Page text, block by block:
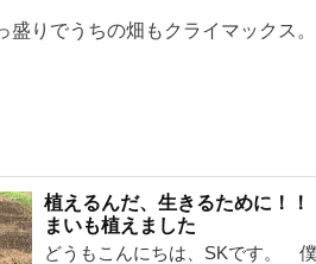
盛りでうちの畑もクライマックス
植えるんだ、生きるために！
まいも植えました
どうもこんにちは、SKです。